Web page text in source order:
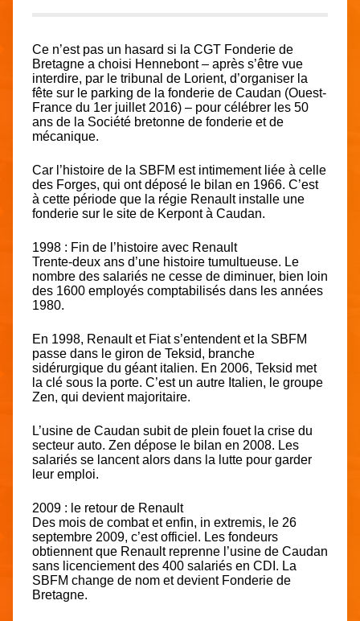
Ce n’est pas un hasard si la CGT Fonderie de
Bretagne a choisi Hennebont – après s’être vue
interdire, par le tribunal de Lorient, d’organiser la
fête sur le parking de la fonderie de Caudan (Ouest-
France du 1er juillet 2016) – pour célébrer les 50
ans de la Société bretonne de fonderie et de
mécanique.
Car l’histoire de la SBFM est intimement liée à celle
des Forges, qui ont déposé le bilan en 1966. C’est
à cette période que la régie Renault installe une
fonderie sur le site de Kerpont à Caudan.
1998 : Fin de l’histoire avec Renault
Trente-deux ans d’une histoire tumultueuse. Le
nombre des salariés ne cesse de diminuer, bien loin
des 1600 employés comptabilisés dans les années
1980.
En 1998, Renault et Fiat s’entendent et la SBFM
passe dans le giron de Teksid, branche
sidérurgique du géant italien. En 2006, Teksid met
la clé sous la porte. C’est un autre Italien, le groupe
Zen, qui devient majoritaire.
L’usine de Caudan subit de plein fouet la crise du
secteur auto. Zen dépose le bilan en 2008. Les
salariés se lancent alors dans la lutte pour garder
leur emploi.
2009 : le retour de Renault
Des mois de combat et enfin, in extremis, le 26
septembre 2009, c’est officiel. Les fondeurs
obtiennent que Renault reprenne l’usine de Caudan
sans licenciement des 400 salariés en CDI. La
SBFM change de nom et devient Fonderie de
Bretagne.